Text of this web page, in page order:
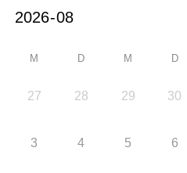
M D M D
27 28 29 30
3 4 5 6